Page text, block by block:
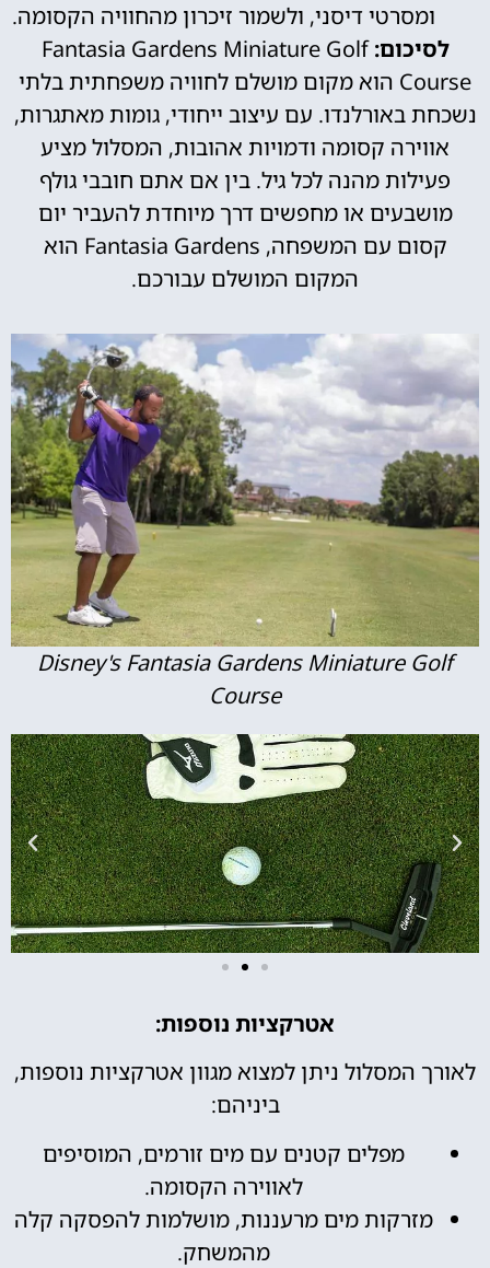
ומסרטי דיסני, ולשמור זיכרון מהחוויה הקסומה.
לסיכום:Fantasia Gardens Miniature Golf
Course הוא מקום מושלם לחוויה משפחתית בלתי
נשכחת באורלנדו. עם עיצוב ייחודי, גומות מאתגרות,
אווירה קסומה ודמויות אהובות, המסלול מציע
פעילות מהנה לכל גיל. בין אם אתם חובבי גולף
מושבעים או מחפשים דרך מיוחדת להעביר יום
קסום עם המשפחה, Fantasia Gardens הוא
המקום המושלם עבורכם.
Disney's Fantasia Gardens Miniature Golf
Course
אטרקציות נוספות:
לאורך המסלול ניתן למצוא מגוון אטרקציות נוספות,
ביניהם:
מפלים קטנים עם מים זורמים, המוסיפים
לאווירה הקסומה.
מזרקות מים מרעננות, מושלמות להפסקה קלה
מהמשחק.